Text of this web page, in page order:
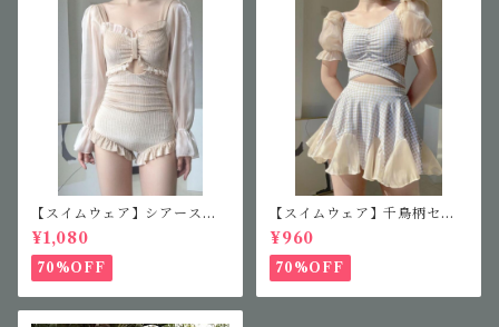
【スイムウェア】シアースリ
ーブフリルワンピース
¥1,080
70%OFF
【スイムウェア】千鳥柄セパ
レート水着
¥960
70%OFF